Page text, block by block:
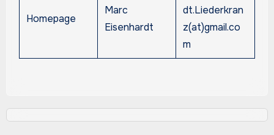
Homepage
Marc
Eisenhardt
dt.Liederkran
z(at)gmail.co
m